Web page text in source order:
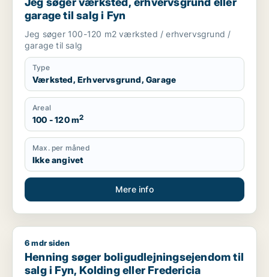
garage til salg i Fyn
Jeg søger 100-120 m2 værksted / erhvervsgrund /
garage til salg
Type
Værksted, Erhvervsgrund, Garage
Areal
100 - 120 m2
Max. per måned
Ikke angivet
Mere info
Henning søger boligudlejningsejendom til salg i Fyn, Kolding
6 mdr siden
Henning søger boligudlejningsejendom til
salg i Fyn, Kolding eller Fredericia